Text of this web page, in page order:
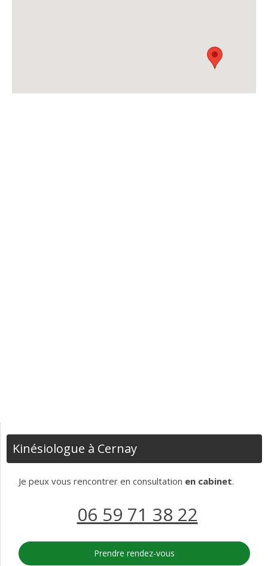
Kinésiologue à Cernay
Je peux vous rencontrer en consultation en cabinet.
06 59 71 38 22
Prendre rendez-vous